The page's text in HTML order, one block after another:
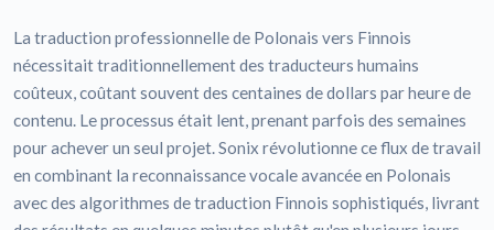
La traduction professionnelle de Polonais vers Finnois
nécessitait traditionnellement des traducteurs humains
coûteux, coûtant souvent des centaines de dollars par heure de
contenu. Le processus était lent, prenant parfois des semaines
pour achever un seul projet. Sonix révolutionne ce flux de travail
en combinant la reconnaissance vocale avancée en Polonais
avec des algorithmes de traduction Finnois sophistiqués, livrant